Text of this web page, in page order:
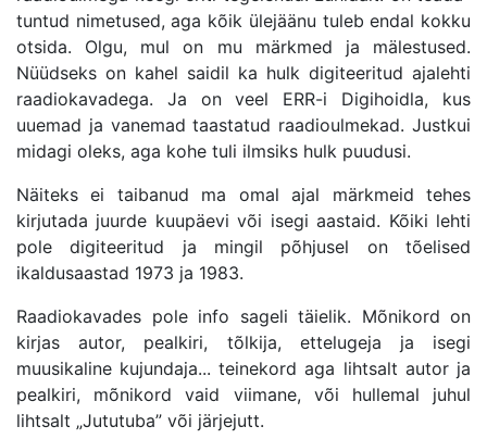
tuntud nimetused, aga kõik ülejäänu tuleb endal kokku
otsida. Olgu, mul on mu märkmed ja mälestused.
Nüüdseks on kahel saidil ka hulk digiteeritud ajalehti
raadiokavadega. Ja on veel ERR-i Digihoidla, kus
uuemad ja vanemad taastatud raadioulmekad. Justkui
midagi oleks, aga kohe tuli ilmsiks hulk puudusi.
Näiteks ei taibanud ma omal ajal märkmeid tehes
kirjutada juurde kuupäevi või isegi aastaid. Kõiki lehti
pole digiteeritud ja mingil põhjusel on tõelised
ikaldusaastad 1973 ja 1983.
Raadiokavades pole info sageli täielik. Mõnikord on
kirjas autor, pealkiri, tõlkija, ettelugeja ja isegi
muusikaline kujundaja... teinekord aga lihtsalt autor ja
pealkiri, mõnikord vaid viimane, või hullemal juhul
lihtsalt „Jututuba” või järjejutt.